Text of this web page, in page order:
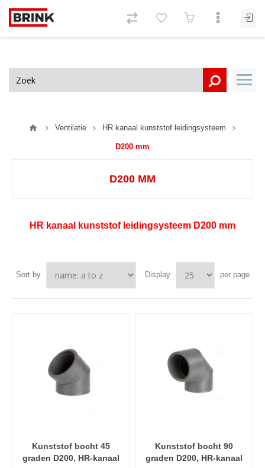
Ventilatie HR kanaal kunststof leidingsysteem
D200 mm
D200 MM
HR kanaal kunststof leidingsysteem D200 mm
Sort by Display per page
Kunststof bocht 45
graden D200, HR-kanaal
Kunststof bocht 90
graden D200, HR-kanaal